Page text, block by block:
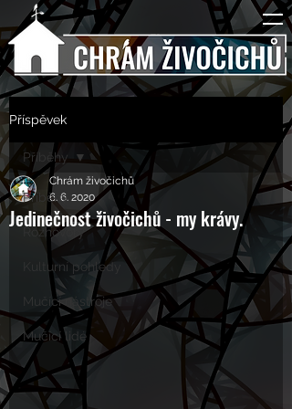
Příspěvek
Příběhy
Rozhovory
Kulturní pohledy
Mučící nástroje
Mučící lidé
Příběhy
Jedinečnost živočichů - my krávy.
Chrám živočichů
6. 6. 2020